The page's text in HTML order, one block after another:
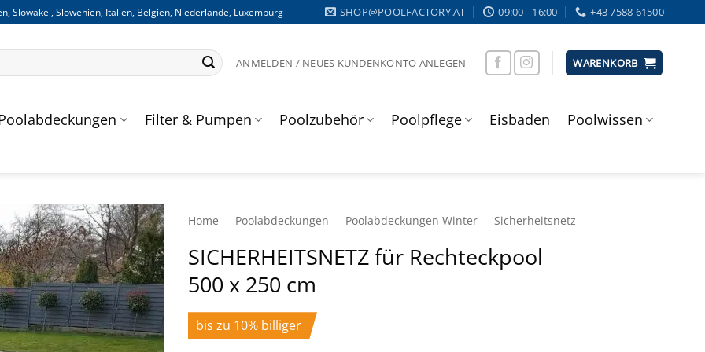
Slowakei, Slowenien, Italien, Belgien, Niederlande, Luxemburg SHOP@POOLFACTORY.AT 09:00 - 16:00 +43 7588 61500
ANMELDEN / NEUES KUNDENKONTO ANLEGEN WARENKORB
Filter & Pumpen Poolzubehör Poolpflege Eisbaden
Poolwissen
Home - Poolabdeckungen - Pool­abdeckungen Winter - Sicherheits­netz
SICHERHEITS­NETZ für Rechteckpool
500 x 250 cm
bis zu 10% billiger